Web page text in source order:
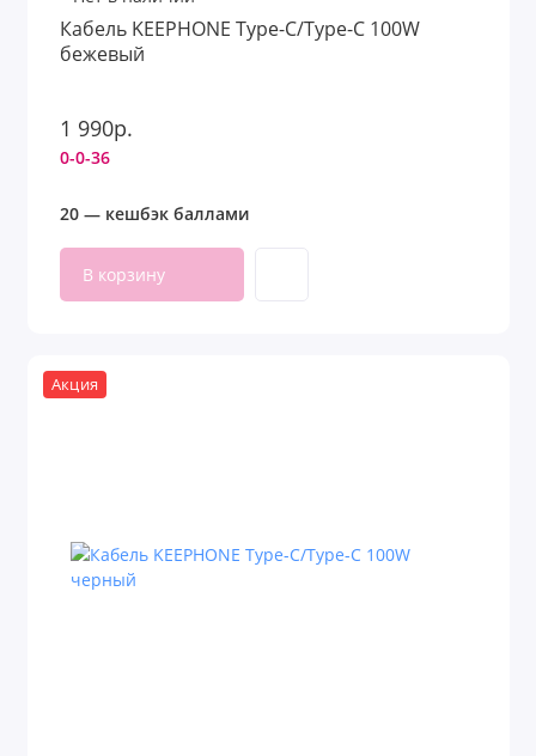
Кабель KEEPHONE Type-C/Type-C 100W
бежевый
1 990р.
0-0-36
20 — кешбэк баллами
В корзину
Акция